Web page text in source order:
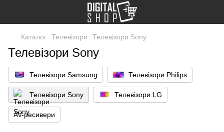
Каталог Телевізори Телевізори Sony
Телевізори Sony
Телевізори Samsung Телевізори Philips
Телевізори Sony Телевізори LG
AV-ресивери